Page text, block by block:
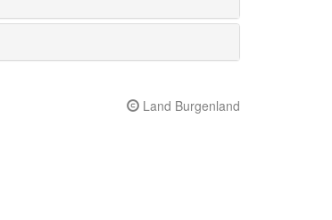
Land Burgenland